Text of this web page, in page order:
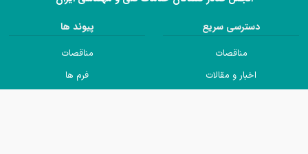
دسترسی سریع
مناقصات
اخبار و مقالات
پیوند ها
مناقصات
فرم ها